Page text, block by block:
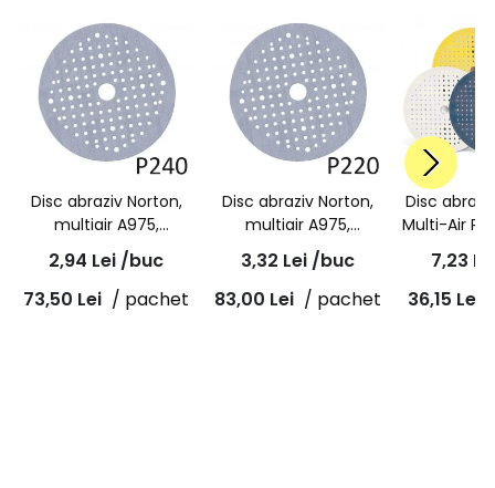
Disc abraziv Norton,
multiair A975,
granulatie P240,
prindere velcro,
diametru 150mm
2,94 Lei /buc
73,50 Lei / pachet
Disc abraziv Norton,
multiair A975,
granulatie P220,
prindere velcro,
diametru 150mm
3,32 Lei /buc
83,00 Lei / pachet
Disc
Multi-Air
7,23
36,15 Lei